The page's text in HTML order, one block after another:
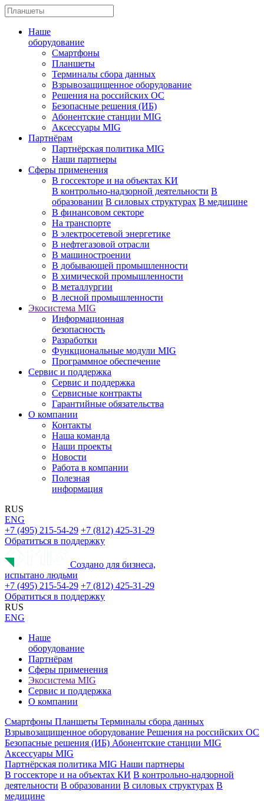
Наше
оборудование
Смартфоны
Планшеты
Терминалы сбора данных
Взрывозащищенное оборудование
Решения на российских ОС
Безопасные решения (ИБ)
Абонентские станции MIG
Аксессуары MIG
Партнёрам
Партнёрская политика MIG
Наши партнеры
Сферы применения
В госсекторе и на объектах КИ
В контрольно-надзорной деятельности В
образовании В силовых структурах В медицине
В финансовом секторе
На транспорте
В электросетевой энергетике
В нефтегазовой отрасли
В машиностроении
В добывающей промышленности
В химической промышленности
В металлургии
В лесной промышленности
Экосистема MIG
Информационная
безопасность
Разработки
Функциональные модули MIG
Программное обеспечение
Сервис и поддержка
Сервис и поддержка
Сервисные контракты
Гарантийные обязательства
О компании
Контакты
Наша команда
Наши проекты
Новости
Работа в компании
Полезная
информация
RUS
ENG
+7 (495) 215-54-29 +7 (812) 425-31-29
Обратиться в поддержку
Создано для бизнеса,
испытано людьми
+7 (495) 215-54-29 +7 (812) 425-31-29
Обратиться в поддержку
RUS
ENG
Наше
оборудование
Партнёрам
Сферы применения
Экосистема MIG
Сервис и поддержка
О компании
Смартфоны Планшеты Терминалы сбора данных
Взрывозащищенное оборудование Решения на российских ОС
Безопасные решения (ИБ) Абонентские станции MIG
Аксессуары MIG
Партнёрская политика MIG Наши партнеры
В госсекторе и на объектах КИ В контрольно-надзорной
деятельности В образовании В силовых структурах В
медицине